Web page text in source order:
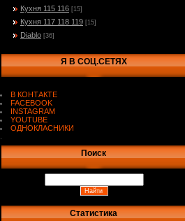
Кухня 115 116 [15]
Кухня 117 118 119 [15]
Diablo [36]
Я В СОЦ.СЕТЯХ
В КОНТАКТЕ
FACEBOOK
INSTAGRAM
YOUTUBE
ОДНОКЛАСНИКИ
Поиск
Статистика